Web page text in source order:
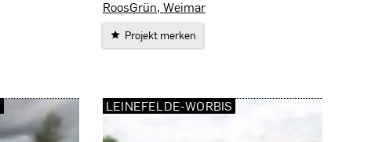
Weimar
RoosGrün, Weimar
Projekt merken
LEINEFELDE-WORBIS